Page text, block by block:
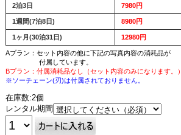
2泊3日 7980円
1週間(7泊8日) 8980円
1ヶ月(30泊31日) 12980円
Aプラン：セット内容の他に下記の写真内容の消耗品が
付属しています。
Bプラン：付属消耗品なし（セット内容のみになります。）
※ソーチェーン(刃)は付属されておりません。
在庫数:2個
レンタル期間